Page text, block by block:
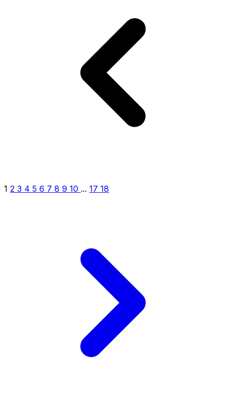
1 2 3 4 5 6 7 8 9 10 ... 17 18